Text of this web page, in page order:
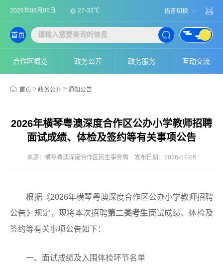
2026年08月06日 27-33℃ 语言切换
合作区概览 政务公开 政务服务 互动交流
首页
首页 > 政务公开 > 通知公告
2026年横琴粤澳深度合作区公办小学教师招聘
面试成绩、体检及签约等有关事项公告
来源：横琴粤澳深度合作区民生事务局 发布日期：2026-07-05
根据《2026年横琴粤澳深度合作区公办小学教师招聘
公告》规定，现将本次招聘第二类考生面试成绩、体检及
签约等有关事项公告如下：
一、面试成绩及入围体检环节名单